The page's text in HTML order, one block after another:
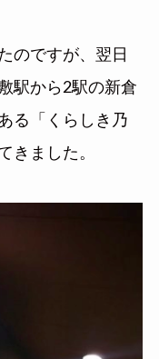
のですが、翌日
駅から2駅の新倉
る「くらしき乃
きました。